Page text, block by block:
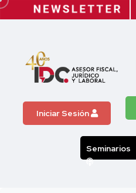
Iniciar Sesión
Seminarios